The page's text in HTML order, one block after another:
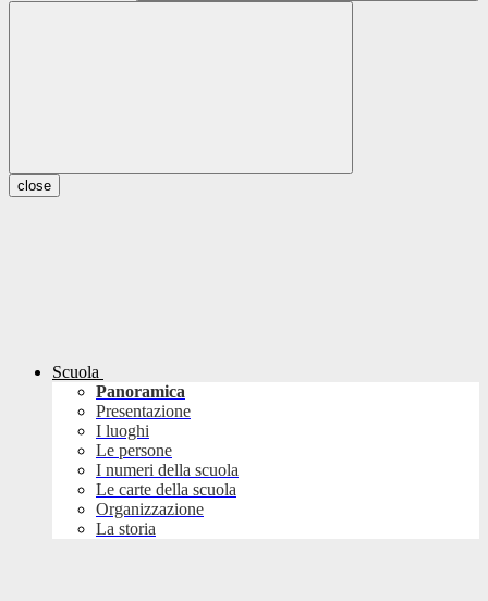
close
Scuola
Panoramica
Presentazione
I luoghi
Le persone
I numeri della scuola
Le carte della scuola
Organizzazione
La storia